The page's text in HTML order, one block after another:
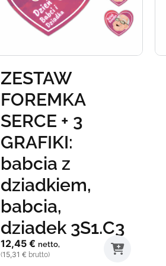
ZESTAW
FOREMKA
SERCE + 3
GRAFIKI:
babcia z
dziadkiem,
babcia,
dziadek 3S1.C3
12,45 € netto,
(15,31 € brutto)